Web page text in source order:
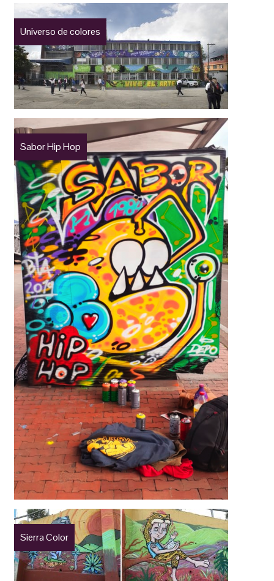
Universo de colores
Sabor Hip Hop
Sierra Color